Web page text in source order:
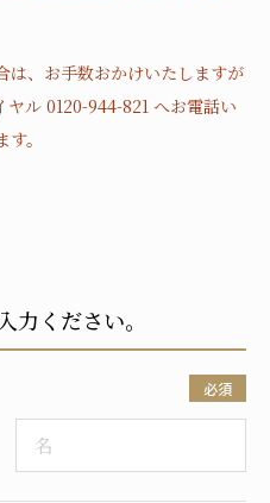
は、お手数おかけいたしますが
ル 0120-944-821 へお電話い
。
力ください。
必須